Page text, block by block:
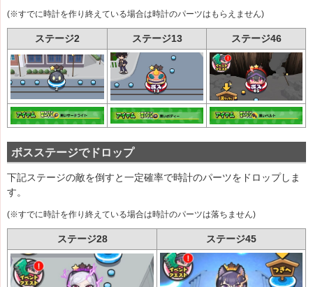
(※すでに時計を作り終えている場合は時計のパーツはもらえません)
ステージ2 ステージ13 ステージ46
ボスステージでドロップ
下記ステージの敵を倒すと一定確率で時計のパーツをドロップしま
す。
(※すでに時計を作り終えている場合は時計のパーツは落ちません)
ステージ28 ステージ45